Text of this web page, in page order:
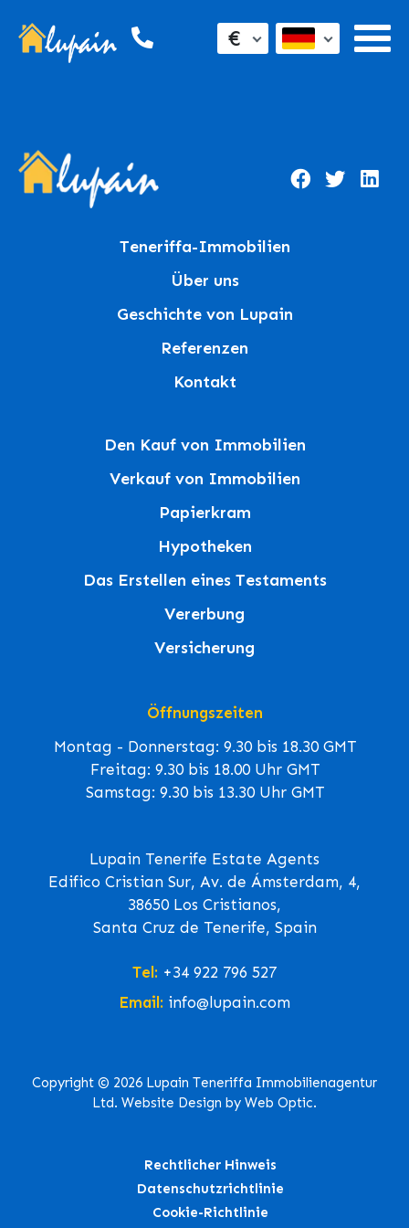
€
Teneriffa-Immobilien
Über uns
Geschichte von Lupain
Referenzen
Kontakt
Den Kauf von Immobilien
Verkauf von Immobilien
Papierkram
Hypotheken
Das Erstellen eines Testaments
Vererbung
Versicherung
Öffnungszeiten
Montag - Donnerstag: 9.30 bis 18.30 GMT
Freitag: 9.30 bis 18.00 Uhr GMT
Samstag: 9.30 bis 13.30 Uhr GMT
Lupain Tenerife Estate Agents
Edifico Cristian Sur, Av. de Ámsterdam, 4,
38650 Los Cristianos,
Santa Cruz de Tenerife, Spain
Tel: +34 922 796 527
Email: info@lupain.com
Copyright © 2026 Lupain Teneriffa Immobilienagentur
Ltd. Website Design by Web Optic.
Rechtlicher Hinweis
Datenschutzrichtlinie
Cookie-Richtlinie